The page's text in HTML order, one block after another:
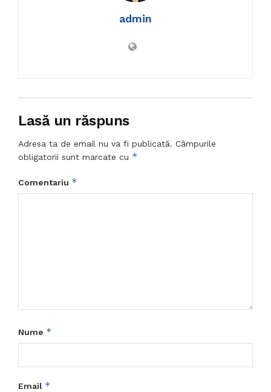
admin
Lasă un răspuns
Adresa ta de email nu va fi publicată. Câmpurile
obligatorii sunt marcate cu *
Comentariu *
Nume *
Email *